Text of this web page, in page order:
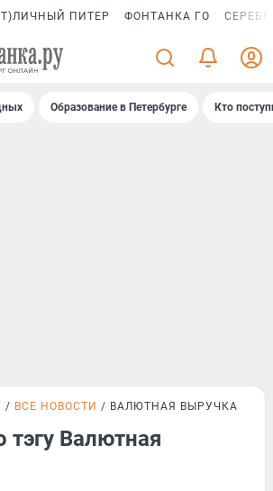
ПИТЕР ФОНТАНКА ГО
Образование в Петербурге Кто
ВСЕ НОВОСТИ ВАЛЮТНАЯ ВЫРУЧКА
тэгу Валютная